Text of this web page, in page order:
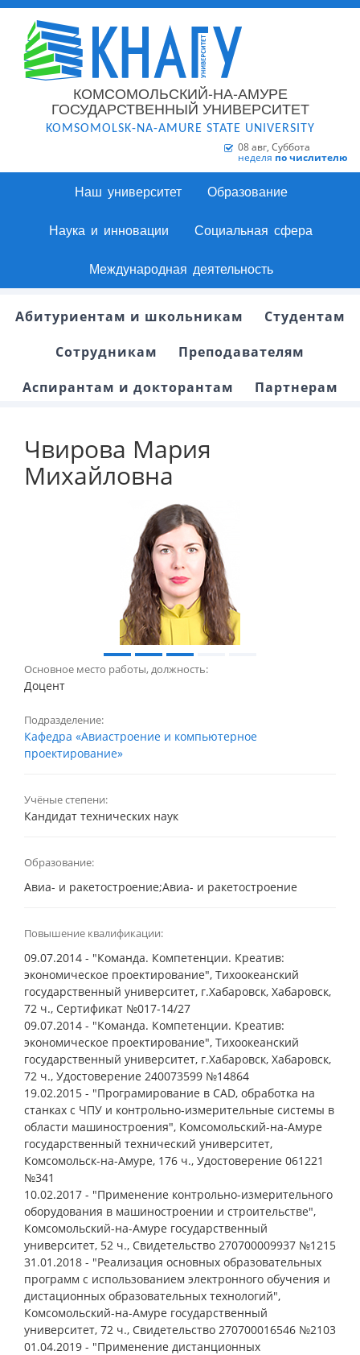
КОМСОМОЛЬСКИЙ-НА-АМУРЕ
ГОСУДАРСТВЕННЫЙ УНИВЕРСИТЕТ
KOMSOMOLSK-NA-AMURE STATE UNIVERSITY
08 авг, Суббота
неделя по числителю
Наш университет Образование
Наука и инновации Социальная сфера
Международная деятельность
Абитуриентам и школьникам
Студентам
Сотрудникам
Преподавателям
Аспирантам и докторантам
Партнерам
Чвирова Мария
Михайловна
Основное место работы, должность:
Доцент
Подразделение:
Кафедра «Авиастроение и компьютерное
проектирование»
Учёные степени:
Кандидат технических наук
Образование:
Авиа- и ракетостроение;Авиа- и ракетостроение
Повышение квалификации:
09.07.2014 - "Команда. Компетенции. Креатив:
экономическое проектирование", Тихоокеанский
государственный университет, г.Хабаровск, Хабаровск,
72 ч., Сертификат №017-14/27
09.07.2014 - "Команда. Компетенции. Креатив:
экономическое проектирование", Тихоокеанский
государственный университет, г.Хабаровск, Хабаровск,
72 ч., Удостоверение 240073599 №14864
19.02.2015 - "Програмирование в CAD, обработка на
станках с ЧПУ и контрольно-измерительные системы в
области машиностроения", Комсомольский-на-Амуре
государственный технический университет,
Комсомольск-на-Амуре, 176 ч., Удостоверение 061221
№341
10.02.2017 - "Применение контрольно-измерительного
оборудования в машиностроении и строительстве",
Комсомольский-на-Амуре государственный
университет, 52 ч., Свидетельство 270700009937 №1215
31.01.2018 - "Реализация основных образовательных
программ с использованием электронного обучения и
дистационных образовательных технологий",
Комсомольский-на-Амуре государственный
университет, 72 ч., Свидетельство 270700016546 №2103
01.04.2019 - "Применение дистанционных